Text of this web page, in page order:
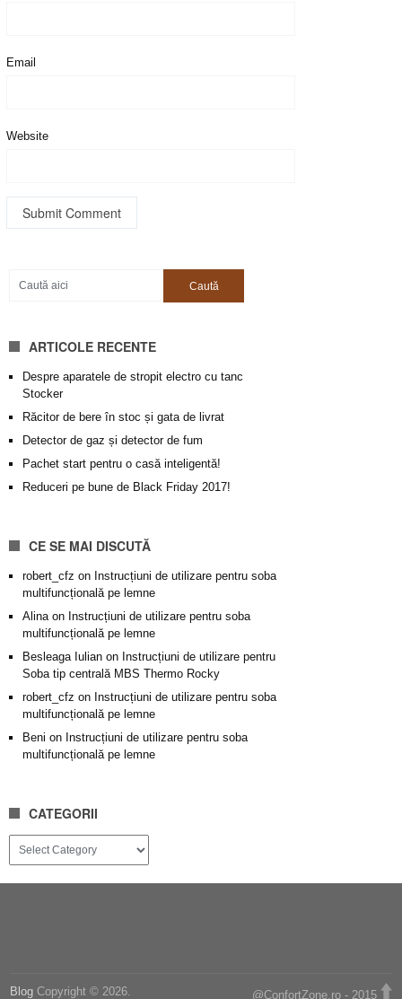
Email
Website
ARTICOLE RECENTE
Despre aparatele de stropit electro cu tanc
Stocker
Răcitor de bere în stoc și gata de livrat
Detector de gaz și detector de fum
Pachet start pentru o casă inteligentă!
Reduceri pe bune de Black Friday 2017!
CE SE MAI DISCUTĂ
robert_cfz on Instrucțiuni de utilizare pentru soba
multifuncțională pe lemne
Alinaon Instrucțiuni de utilizare pentru soba
multifuncțională pe lemne
Besleaga Iulian on Instrucțiuni de utilizare pentru
Soba tip centrală MBS Thermo Rocky
robert_cfz on Instrucțiuni de utilizare pentru soba
multifuncțională pe lemne
Beni on Instrucțiuni de utilizare pentru soba
multifuncțională pe lemne
CATEGORII
Categorii
BlogCopyright © 2026. @ConfortZone.ro - 2015